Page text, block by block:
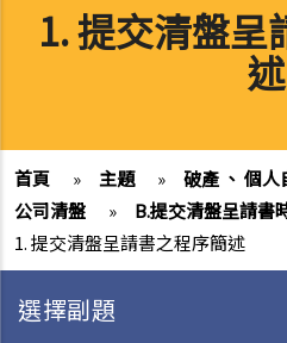
1. 提交清盤呈
述
首頁 » 主題 » 破產 、 個人
公司清盤
» B.提交清盤呈請書
1. 提交清盤呈請書之程序簡述
選擇副題